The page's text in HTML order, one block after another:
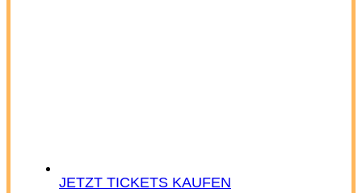
JETZT TICKETS KAUFEN